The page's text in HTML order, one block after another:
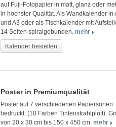
auf Fuji-Fotopapier in matt, glanz oder
in höchster Qualität. Als Wandkalender in
und A3 oder als Tischkalender mit
14 Seiten spiralgebunden. mehr
Kalender bestellen
Poster in Premiumqualität
Poster auf 7 verschiedenen Papiersorten
bedruckt. (10 Farben Tintenstrahlplott).
von 20 x 30 cm bis 150 x 450 cm. mehr